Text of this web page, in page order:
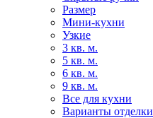
Размер
Мини-кухни
Узкие
3 кв. м.
5 кв. м.
6 кв. м.
9 кв. м.
Все для кухни
Варианты отделки